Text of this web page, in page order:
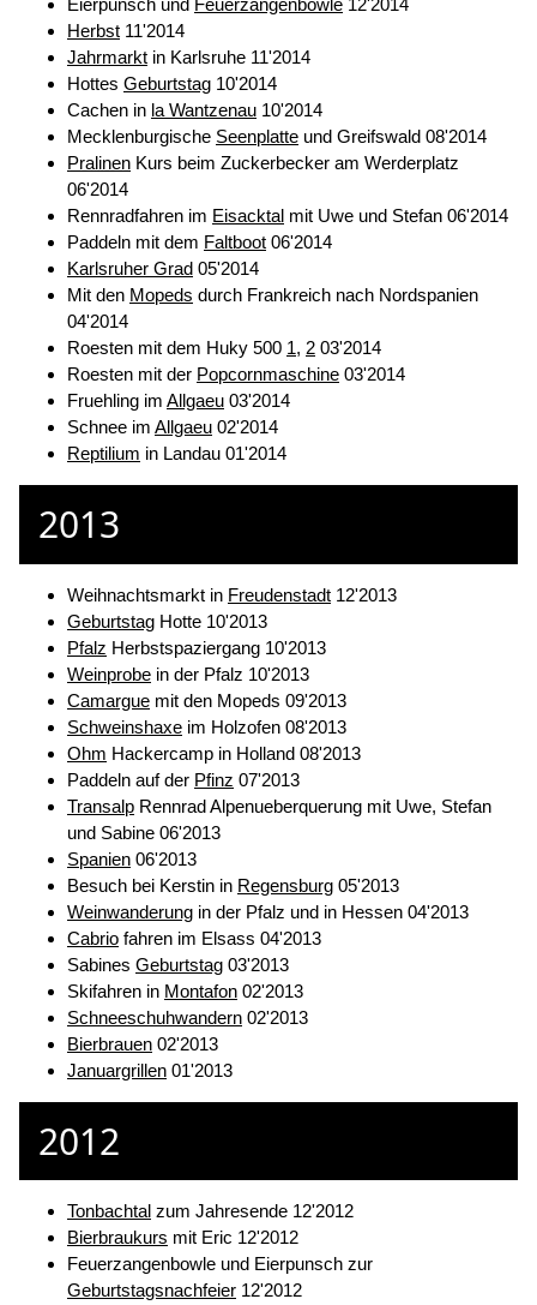
Eierpunsch und Feuerzangenbowle 12'2014
Herbst 11'2014
Jahrmarkt in Karlsruhe 11'2014
Hottes Geburtstag 10'2014
Cachen in la Wantzenau 10'2014
Mecklenburgische Seenplatte und Greifswald 08'2014
Pralinen Kurs beim Zuckerbecker am Werderplatz
06'2014
Rennradfahren im Eisacktal mit Uwe und Stefan 06'2014
Paddeln mit dem Faltboot 06'2014
Karlsruher Grad 05'2014
Mit den Mopeds durch Frankreich nach Nordspanien
04'2014
Roesten mit dem Huky 500 1, 2 03'2014
Roesten mit der Popcornmaschine 03'2014
Fruehling im Allgaeu 03'2014
Schnee im Allgaeu 02'2014
Reptilium in Landau 01'2014
2013
Weihnachtsmarkt in Freudenstadt 12'2013
Geburtstag Hotte 10'2013
Pfalz Herbstspaziergang 10'2013
Weinprobe in der Pfalz 10'2013
Camargue mit den Mopeds 09'2013
Schweinshaxe im Holzofen 08'2013
Ohm Hackercamp in Holland 08'2013
Paddeln auf der Pfinz 07'2013
Transalp Rennrad Alpenueberquerung mit Uwe, Stefan
und Sabine 06'2013
Spanien 06'2013
Besuch bei Kerstin in Regensburg 05'2013
Weinwanderung in der Pfalz und in Hessen 04'2013
Cabrio fahren im Elsass 04'2013
Sabines Geburtstag 03'2013
Skifahren in Montafon 02'2013
Schneeschuhwandern 02'2013
Bierbrauen 02'2013
Januargrillen 01'2013
2012
Tonbachtal zum Jahresende 12'2012
Bierbraukurs mit Eric 12'2012
Feuerzangenbowle und Eierpunsch zur
Geburtstagsnachfeier 12'2012